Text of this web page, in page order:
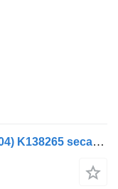
Knorr-Bremse Atego 816 (01.98-12.04) K138265 secador de aire para Mercedes-Benz Atego, Atego 2, Atego 3 (1996-) cabeza tractora